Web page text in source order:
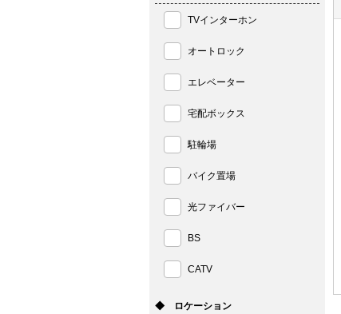
TVインターホン
オートロック
エレベーター
宅配ボックス
駐輪場
バイク置場
光ファイバー
BS
CATV
◆ ロケーション